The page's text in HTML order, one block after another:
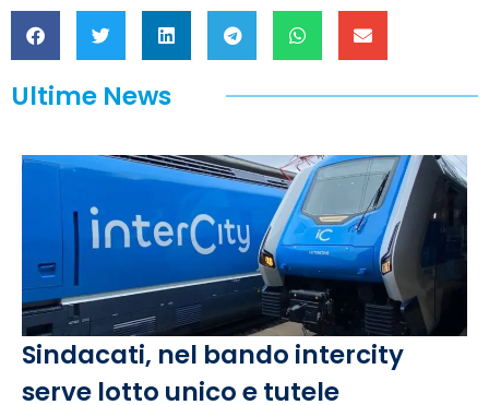
Ultime News
Sindacati, nel bando intercity
serve lotto unico e tutele